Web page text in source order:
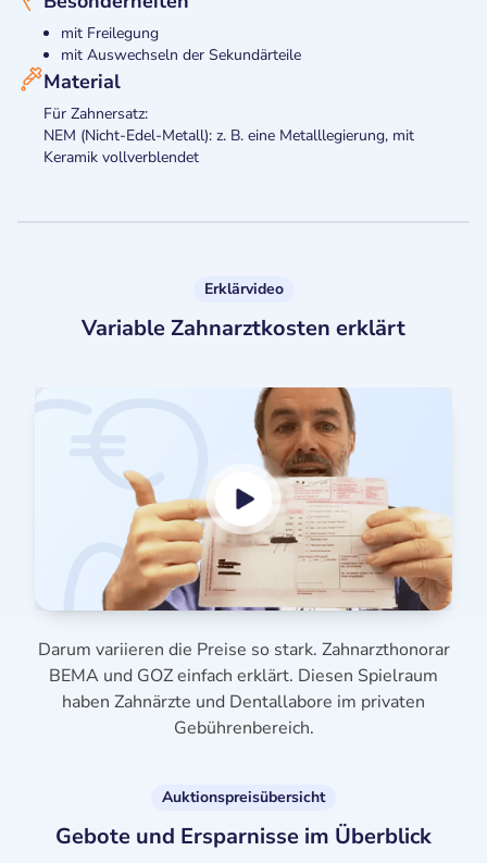
mit Freilegung
mit Auswechseln der Sekundärteile
Material
Für Zahnersatz:
NEM (Nicht-Edel-Metall): z. B. eine Metalllegierung, mit
Keramik vollverblendet
Erklärvideo
Variable Zahnarztkosten erklärt
Darum variieren die Preise so stark. Zahnarzthonorar
BEMA und GOZ einfach erklärt. Diesen Spielraum
haben Zahnärzte und Dentallabore im privaten
Gebührenbereich.
Auktionspreisübersicht
Gebote und Ersparnisse im Überblick